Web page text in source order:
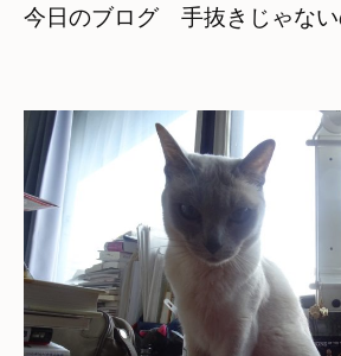
今日のブログ　手抜きじゃない